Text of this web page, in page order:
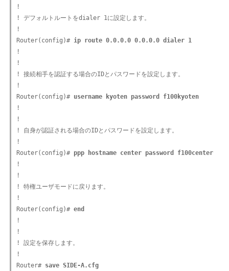
!
! デフォルトルートをdialer 1に設定します。
!
Router(config)# ip route 0.0.0.0 0.0.0.0 dialer 1
!
!
! 接続相手を認証する場合のIDとパスワードを設定します。
!
Router(config)# username kyoten password f100kyoten
!
!
! 自身が認証される場合のIDとパスワードを設定します。
!
Router(config)# ppp hostname center password f100center
!
!
! 特権ユーザモードに戻ります。
!
Router(config)# end
!
!
! 設定を保存します。
!
Router# save SIDE-A.cfg